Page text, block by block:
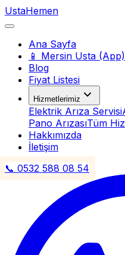
UstaHemen
Ana Sayfa
📱 Mersin Usta (App)
Blog
Fiyat Listesi
Hizmetlerimiz
Elektrik Arıza Servisi
Pano ArızasıTüm
Hakkımızda
İletişim
📞 0532 588 08 54